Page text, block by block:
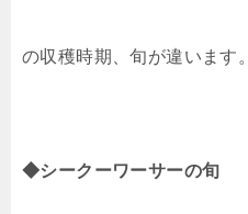
の収穫時期、旬が違います。
◆シークーワーサーの旬